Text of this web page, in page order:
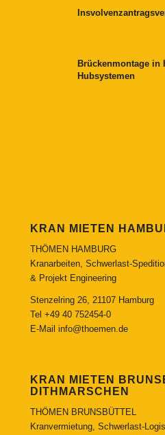
Brückenmontage in
Hubsystemen
KRAN MIETEN
THÖMEN HAMBURG
Kranarbeiten, Schwerlast-
& Projekt Engineering
Stenzelring 26, 21107 Hamburg
Tel +49 40 752454-0
E-Mail info@thoemen.de
KRAN MIETEN
DITHMARSCHEN
THÖMEN BRUNSBÜTTEL
Kranvermietung, Schwerlast-